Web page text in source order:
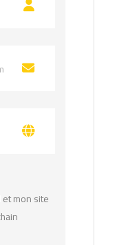
mon site